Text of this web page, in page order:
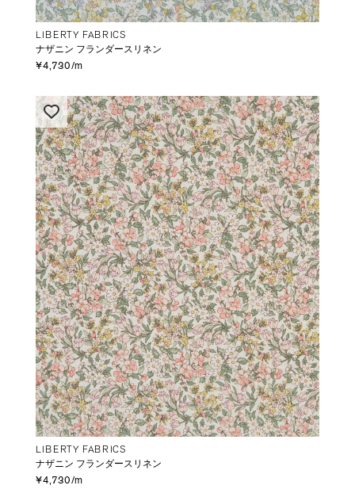
LIBERTY FABRICS
ナザニン フランダースリネン
¥4,730/m
LIBERTY FABRICS
ナザニン フランダースリネン
¥4,730/m